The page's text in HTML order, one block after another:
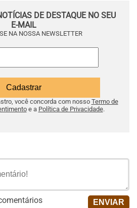
DE DESTAQUE NO SEU
E-MAIL
NA NOSSA NEWSLETTER
você concorda com nosso Termo de
e a Política de Privacidade.